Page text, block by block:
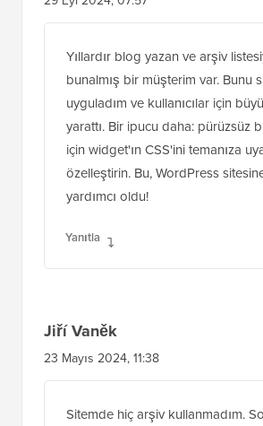
uyguladım ve kullanıcılar için
yarattı. Bir ipucu daha: pürüzsüz
için widget'ın CSS'ini temanıza
özelleştirin. Bu, WordPress
yardımcı oldu!
Yanıtla
Jiří Vaněk
Sitemde hiç arşiv kullanmadım.
makalelerinizden birini okudum,
sitesinde olması gerektiğini
bir sorundu çünkü çok uzundu. Bu